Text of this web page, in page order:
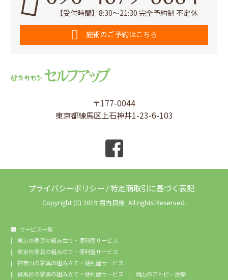
〒177-0044
東京都練馬区上石神井1-23-6-103
【受付時間】8:30～21:30 完全予約制 不定休
施術のご予約はこちら
プライバシーポリシー /特定商取引に基づく表記
Copyright (C) 2019 堀内良樹. All rights Reserved.
サービス一覧
東京の家具の組み立て・便利屋サービス
東京の家具の組み立て・便利屋サービス
神奈川の家具の組み立て・便利屋サービス
練馬区の家具の組み立て・便利屋サービス
岡山のアトピー治療